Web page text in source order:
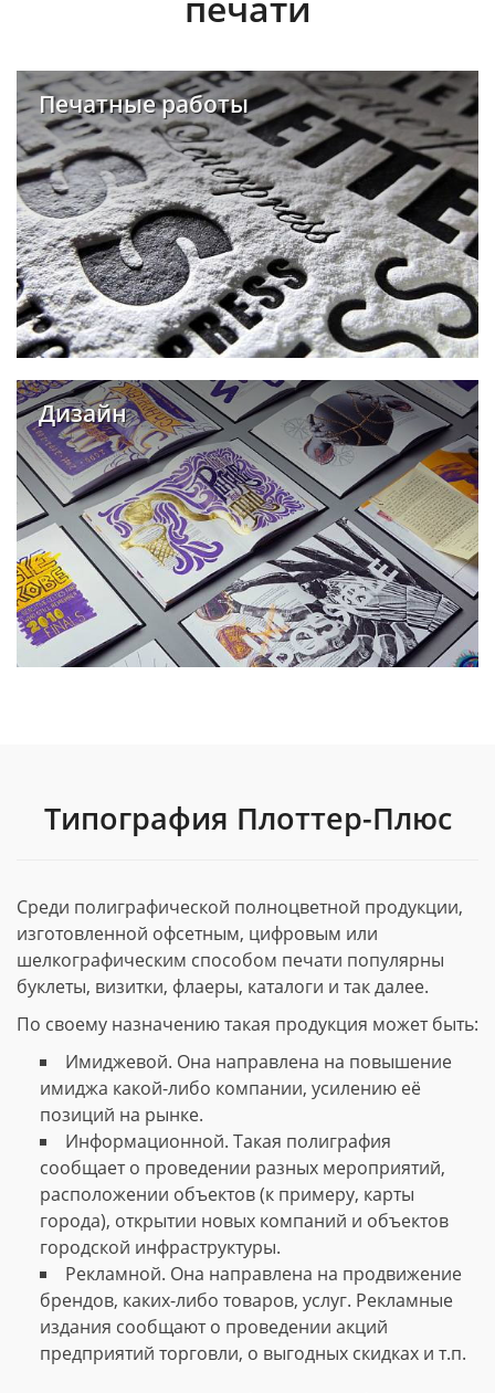
Печатные работы
Дизайн
Типография Плоттер-Плюс
Среди полиграфической полноцветной продукции,
изготовленной офсетным, цифровым или
шелкографическим способом печати популярны
буклеты, визитки, флаеры, каталоги и так далее.
По своему назначению такая продукция может быть:
Имиджевой. Она направлена на повышение
имиджа какой-либо компании, усилению её
позиций на рынке.
Информационной. Такая полиграфия
сообщает о проведении разных мероприятий,
расположении объектов (к примеру, карты
города), открытии новых компаний и объектов
городской инфраструктуры.
Рекламной. Она направлена на продвижение
брендов, каких-либо товаров, услуг. Рекламные
издания сообщают о проведении акций
предприятий торговли, о выгодных скидках и т.п.